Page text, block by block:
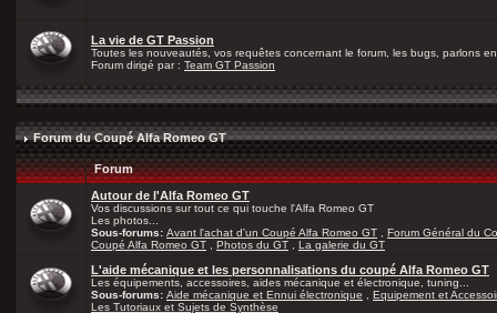
La vie de GT Passion
Toutes les nouveautés, vos requêtes concernant le forum, les bugs, parlons
Forum dirigé par : Team GT Passion
Forum du Coupé Alfa Romeo GT
Forum
Autour de l'Alfa Romeo GT
Vos discussions sur tout ce qui touche l'Alfa Romeo GT
Les photos...
Sous-forums: Avant l'achat d'un Coupé Alfa Romeo GT
Forum Général du
Coupé Alfa Romeo GT
Photos du GT La galerie du GT
L'aide mécanique et les personnalisations du coupé Alfa Romeo GT
Les équipements, accessoires, aides mécanique et électronique, tuning...
Sous-forums: Aide mécanique et Ennui électronique
Equipement et
Les Tutoriaux et Sujets de Synthèse